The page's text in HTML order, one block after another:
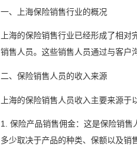
一、上海保险销售行业的概况
上海的保险销售行业已经形成了相
销售人员。这些销售人员通过与客户
二、保险销售人员的收入来源
上海的保险销售人员收入主要来源于
1. 保险产品销售佣金：这是保险销
多少取决于产品的种类、保额以及销